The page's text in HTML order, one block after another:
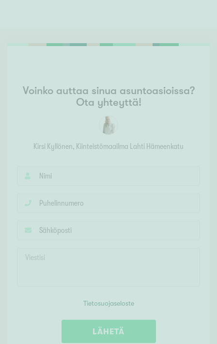
Voinko auttaa sinua asuntoasioissa?
Ota yhteyttä!
Kirsi Kyllönen, Kiinteistömaailma Lahti Hämeenkatu
Tietosuojaseloste
LÄHETÄ